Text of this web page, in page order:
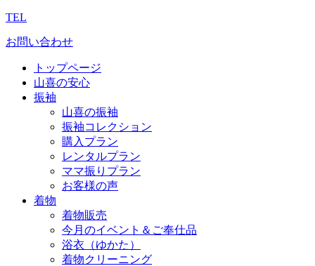
TEL
お問い合わせ
トップページ
山喜の安心
振袖
山喜の振袖
振袖コレクション
購入プラン
レンタルプラン
ママ振りプラン
お客様の声
着物
着物販売
今月のイベント＆ご奉仕品
浴衣（ゆかた）
着物クリーニング